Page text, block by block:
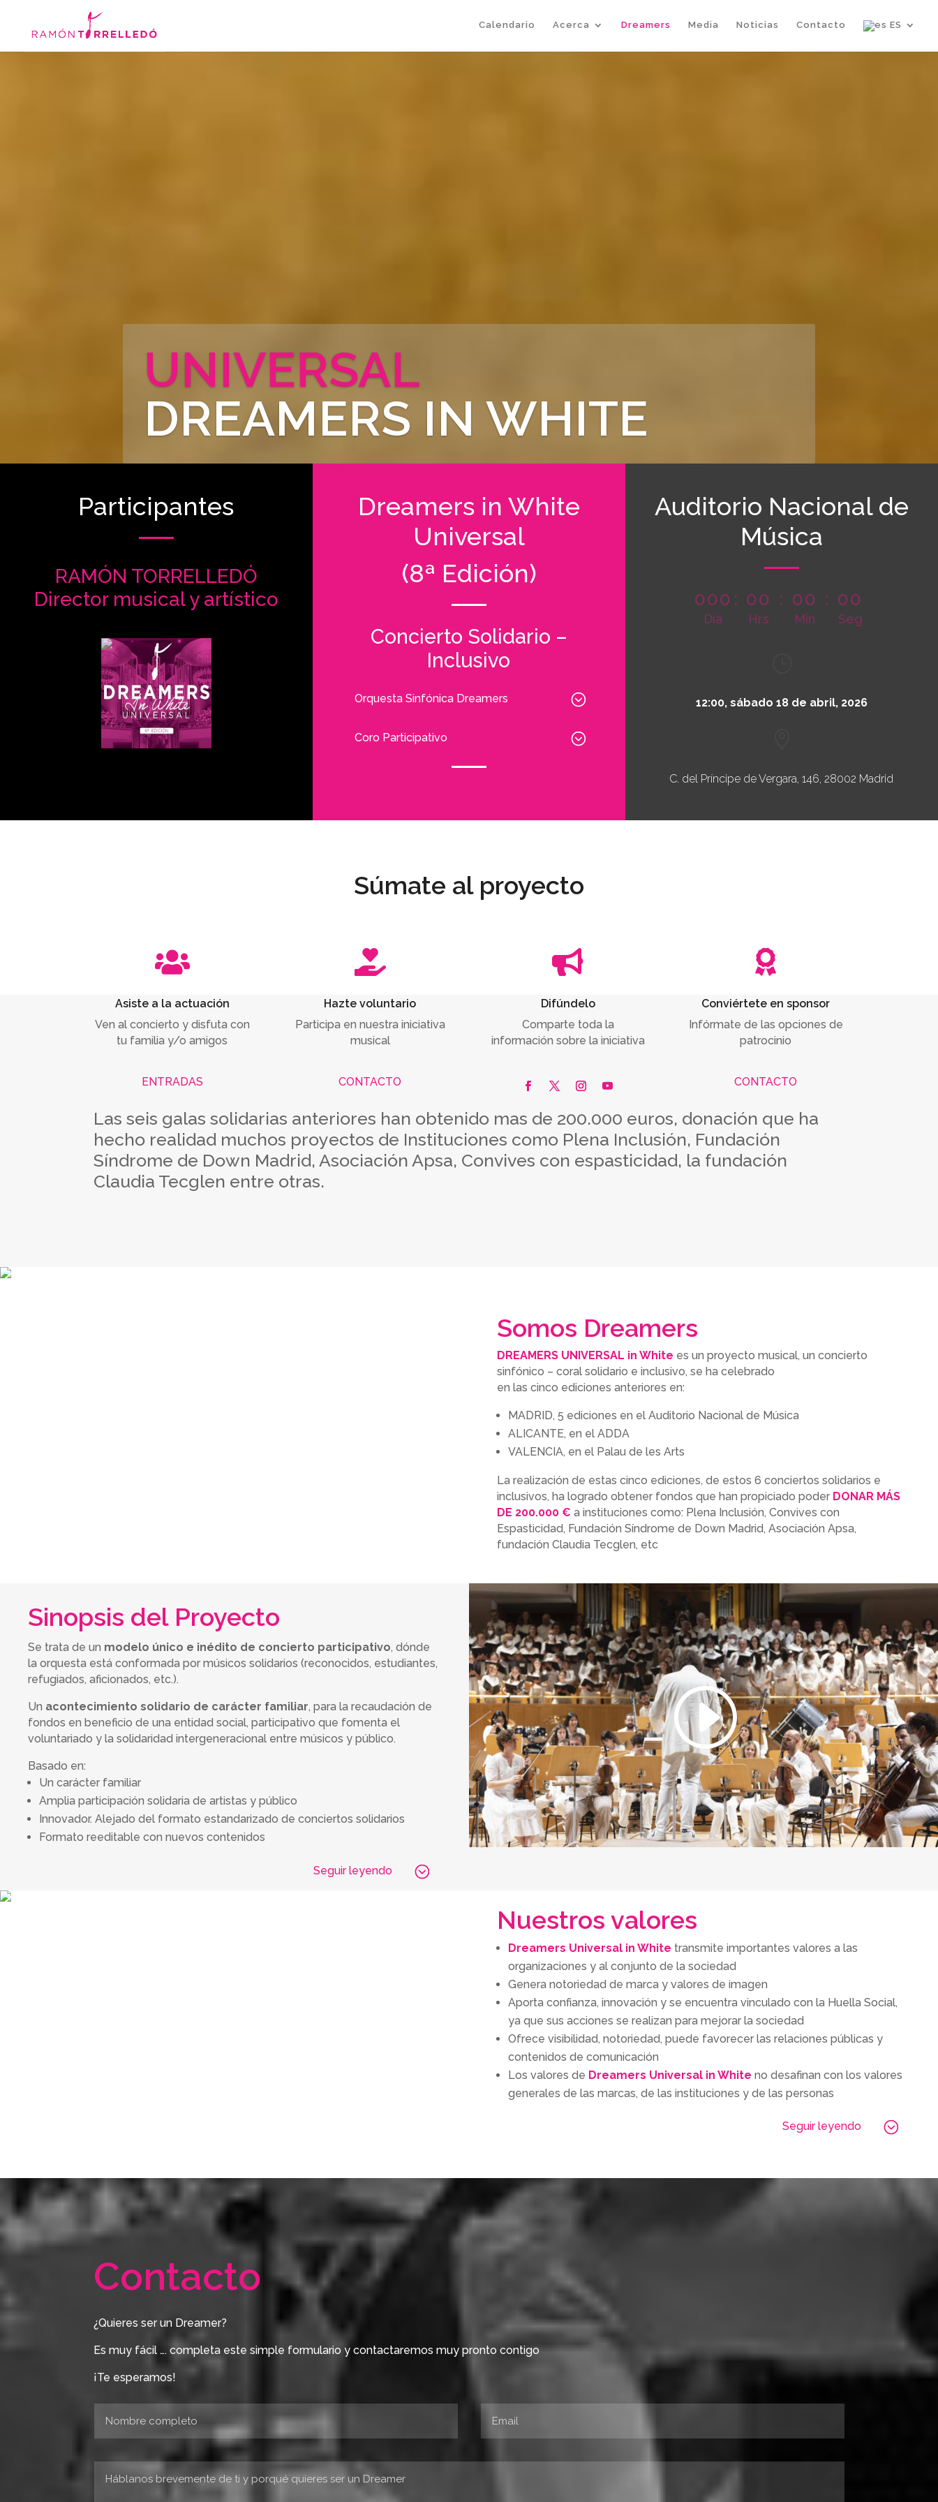
Calendario Acerca Dreamers Media Noticias Contacto ES
Participantes
RAMÓN TORRELLEDÓ
Director musical y artístico
Dreamers in White
Universal
(8ª Edición)
Concierto Solidario –
Inclusivo
Orquesta Sinfónica Dreamers
Coro Participativo
Auditorio Nacional de
Música
000
Día
: 00
Hrs
: 00
Min
: 00
Seg
12:00, sábado 18 de abril, 2026
C. del Príncipe de Vergara, 146, 28002 Madrid
Súmate al proyecto

Asiste a la actuación
Ven al concierto y disfuta con
tu familia y/o amigos
ENTRADAS

Hazte voluntario
Participa en nuestra iniciativa
musical
CONTACTO

Difúndelo
Comparte toda la
información sobre la iniciativa

Conviértete en sponsor
Infórmate de las opciones de
patrocinio
CONTACTO
Las seis galas solidarias anteriores han obtenido mas de 200.000 euros, donación que ha
hecho realidad muchos proyectos de Instituciones como Plena Inclusión, Fundación
Síndrome de Down Madrid, Asociación Apsa, Convives con espasticidad, la fundación
Claudia Tecglen entre otras.
Somos Dreamers
DREAMERS UNIVERSAL in White es un proyecto musical, un concierto
sinfónico – coral solidario e inclusivo, se ha celebrado
en las cinco ediciones anteriores en:
MADRID, 5 ediciones en el Auditorio Nacional de Música
ALICANTE, en el ADDA
VALENCIA, en el Palau de les Arts
La realización de estas cinco ediciones, de estos 6 conciertos solidarios e
inclusivos, ha logrado obtener fondos que han propiciado poder DONAR MÁS
DE 200.000 €a instituciones como: Plena Inclusión, Convives con
Espasticidad, Fundación Síndrome de Down Madrid, Asociación Apsa,
fundación Claudia Tecglen, etc
Sinopsis del Proyecto
Se trata de unmodelo único e inédito de concierto participativo
la orquesta está conformada por músicos solidarios (reconocidos, estudiantes,
refugiados, aficionados, etc.).
fondos en beneficio de una entidad social, participativo que fomenta el
Nuestros valores
Dreamers Universal in White transmite importantes valores a las
Ofrece visibilidad, notoriedad, puede favorecer las relaciones públicas y
generales de las marcas, de las instituciones y de las personas
Contacto
¿Quieres ser un Dreamer?